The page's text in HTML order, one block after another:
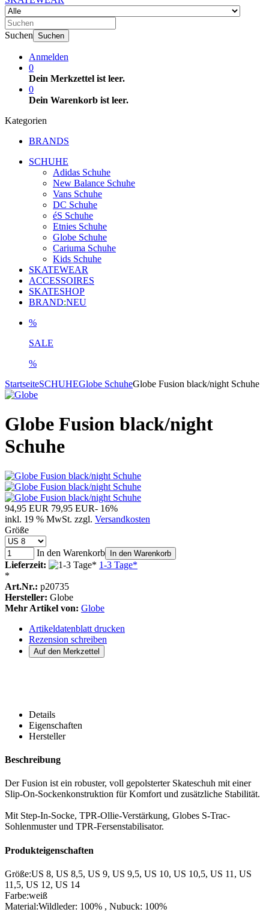
Suchen Suchen
Anmelden
0
Dein Merkzettel ist leer.
0
Dein Warenkorb ist leer.
Kategorien
BRANDS
SCHUHE
Adidas Schuhe
New Balance Schuhe
Vans Schuhe
DC Schuhe
éS Schuhe
Etnies Schuhe
Globe Schuhe
Cariuma Schuhe
Kids Schuhe
SKATEWEAR
ACCESSOIRES
SKATESHOP
BRAND:NEU
%
SALE
%
StartseiteSCHUHEGlobe SchuheGlobe Fusion black/night Schuhe
Globe Fusion black/night
Schuhe
94,95 EUR 79,95 EUR- 16%
inkl. 19 % MwSt. zzgl. Versandkosten
Größe
In den Warenkorb In den Warenkorb
Lieferzeit:
1-3 Tage*
*
Art.Nr.: p20735
Hersteller: Globe
Mehr Artikel von: Globe
Artikeldatenblatt drucken
Rezension schreiben
Details
Eigenschaften
Hersteller
Beschreibung
Der Fusion ist ein robuster, voll gepolsterter Skateschuh mit einer
Slip-On-Sockenkonstruktion für Komfort und zusätzliche Stabilität.
Mit Step-In-Socke, TPR-Ollie-Verstärkung, Globes S-Trac-
Sohlenmuster und TPR-Fersenstabilisator.
Produkteigenschaften
Größe:US 8, US 8,5, US 9, US 9,5, US 10, US 10,5, US 11 , US
11,5, US 12, US 14
Farbe:weiß
Material:Wildleder: 100% , Nubuck: 100%